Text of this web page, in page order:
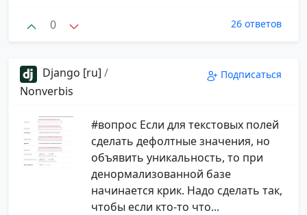
0 26 ответов
Django [ru] /
Nonverbis
Подписаться
#вопрос Если для текстовых полей
сделать дефолтные значения, но
объявить уникальность, то при
денормализованной базе
начинается крик. Надо сделать так,
чтобы если кто-то что...